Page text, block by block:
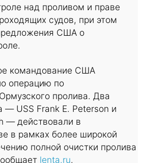
над проливом и праве
судов, при этом
США о
командование США
операцию по
пролива. Два
— USS Frank E. Peterson и
— действовали в
в рамках более широкой
полной очистки пролива
lenta.ru.